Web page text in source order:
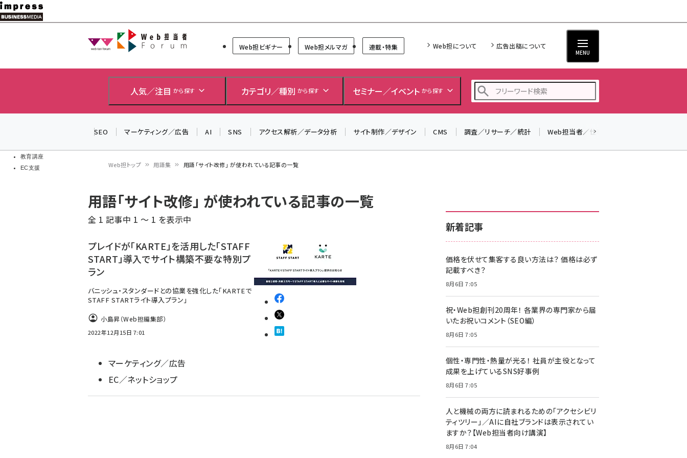
メ
イ
教育講座
EC支援
Web担当者Forum
Web担ビギナー Web担メルマガ 連載・特集 Web担について 広告出稿について
MENU
人気／注目 から探す カテゴリ／種別 から探す セミナー／イベント から探す
z世代 (1622)
meo (1275)
SEO マーケティング／広告 AI SNS アクセス解析／データ分析 サイト制作／デザイン CMS 調査／リサーチ／統計 Web担当者／仕事
ン
く
ず
Web担トップ 用語集 用語「サイト改修」 が使われている記事の一覧
用語「サイト改修」 が使われている記事の一覧
全 1 記事中 1 ～ 1 を表示中
プレイドが「KARTE」を活用した「STAFF
START」導入でサイト構築不要な特別プ
ラン
バニッシュ・スタンダードとの協業を強化した「KARTEで
STAFF STARTライト導入プラン」
小島昇（Web担編集部）
2022年12月15日 7:01
マーケティング／広告
EC／ネットショップ
新着記事
価格を伏せて集客する良い方法は？ 価格は必ず
記載すべき？
8月6日 7:05
祝・Web担創刊20周年！ 各業界の専門家から届
いたお祝いコメント（SEO編）
8月6日 7:05
個性・専門性・熱量が光る！ 社員が主役となって
成果を上げているSNS好事例
8月6日 7:05
人と機械の両方に読まれるための「アクセシビリ
ティツリー」／AIに自社ブランドは表示されてい
ますか？【Web担当者向け講演】
8月6日 7:04
7月24日で創刊20周年。ご回答者には抽選でプレゼントを
▼アンケートページはこちらから▼